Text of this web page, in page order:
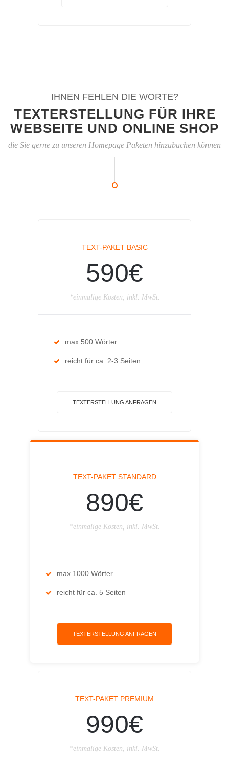
IHNEN FEHLEN DIE WORTE?
TEXTERSTELLUNG FÜR IHRE
WEBSEITE UND ONLINE SHOP
die Sie gerne zu unseren Homepage Paketen hinzubuchen können
TEXT-PAKET BASIC
590€
*einmalige Kosten, inkl. MwSt.
max 500 Wörter
reicht für ca. 2-3 Seiten
TEXTERSTELLUNG ANFRAGEN
TEXT-PAKET STANDARD
890€
*einmalige Kosten, inkl. MwSt.
max 1000 Wörter
reicht für ca. 5 Seiten
TEXTERSTELLUNG ANFRAGEN
TEXT-PAKET PREMIUM
990€
*einmalige Kosten, inkl. MwSt.